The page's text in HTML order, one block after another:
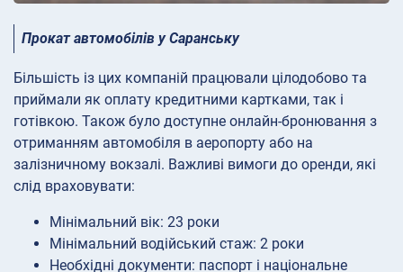
Прокат автомобілів у Саранську
Більшість із цих компаній працювали цілодобово та
приймали як оплату кредитними картками, так і
готівкою. Також було доступне онлайн-бронювання з
отриманням автомобіля в аеропорту або на
залізничному вокзалі. Важливі вимоги до оренди, які
слід враховувати:
Мінімальний вік: 23 роки
Мінімальний водійський стаж: 2 роки
Необхідні документи: паспорт і національне